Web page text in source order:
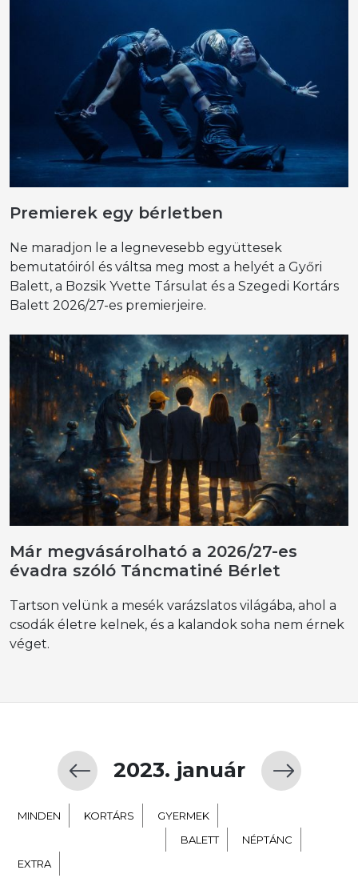
Premierek egy bérletben
Ne maradjon le a legnevesebb együttesek
bemutatóiról és váltsa meg most a helyét a Győri
Balett, a Bozsik Yvette Társulat és a Szegedi Kortárs
Balett 2026/27-es premierjeire.
Már megvásárolható a 2026/27-es
évadra szóló Táncmatiné Bérlet
Tartson velünk a mesék varázslatos világába, ahol a
csodák életre kelnek, és a kalandok soha nem érnek
véget.
2023. január
MINDEN KORTÁRS
GYERMEK
BALETT
NÉPTÁNC
EXTRA